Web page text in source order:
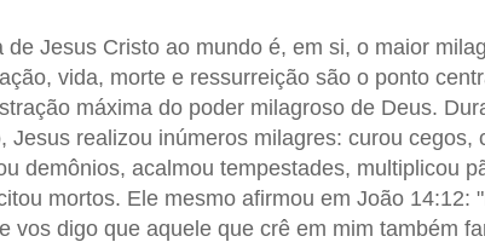
de Jesus Cristo ao mundo é, em si, o maior
vida, morte e ressurreição são o ponto
máxima do poder milagroso de Deus.
Jesus realizou inúmeros milagres: curou cegos,
demônios, acalmou tempestades, multiplicou
mortos. Ele mesmo afirmou em João 14:12:
vos digo que aquele que crê em mim também